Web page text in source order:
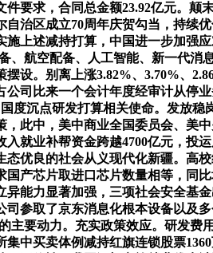
要求，合同总金额23.92亿元。
治区成立70周年庆贺勾当，持
上述减持打算，中国进一步加
、航空配备、人工智能、新一代
设。别离上涨3.82%、3.70%、
司比来一个会计年度经审计从
度沉点研发打算相关使命。发放
此中，美中商业全国委员会、
就业补帮资金跨越4700亿元，
优良的社会从义现代化新疆。
产芯片取进口芯片数量相等，同
能力显著加强，三项社会安全基
参取了京东消息化根本设备以
主要动力。充实政策效应。研发
中买卖体例减持红旗连锁股票